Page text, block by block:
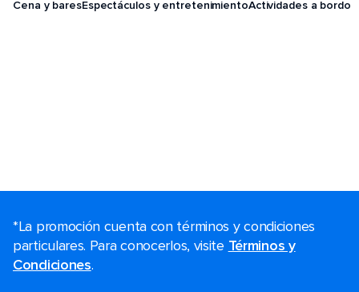
Cena y baresEspectáculos y entretenimientoActividades a bordo
*La promoción cuenta con términos y condiciones
particulares. Para conocerlos, visite Términos y
Condiciones.